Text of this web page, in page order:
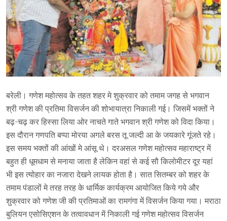
बरेली। गणेश महोत्सव के तहत शहर मे शुक्रवार को तमाम जगह से भगवान
श्री गणेश की प्रतिमा विसर्जन की शोभायात्रा निकाली गई। जिसमें भक्तों ने
बढ़-चढ़ कर हिस्सा लिया ओर नाचते गाते भगवान श्री गणेश को विदा किया।
इस दौरान गणपति बप्पा मोरया अगले बरस तू जल्दी आ के जयकारे गूंजते रहे।
इस समय भक्तों की आंखों मे आंसू थे। दरअसल गणेश महोत्सव महाराष्ट्र में
बहुत ही धूमधाम से मनाया जाता है लेकिन वहां से कई सौ किलोमीटर दूर यहां
भी इस त्योहार का नजारा देखने लायक होता है। सात सितम्बर को शहर के
तमाम पंडालों मे तरह तरह के धार्मिक कार्यक्रम आयोजित किये गये और
शुक्रवार को गणेश जी की प्रतिमाओं का रामगंगा में विसर्जन किया गया। मराठा
बुलियन एसोसिएशन के तत्वावधान में निकाली गई गणेश महोत्सव विसर्जन